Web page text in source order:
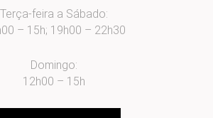
Terça-feira a Sábado:
– 15h; 19h00 – 22h30
Domingo:
12h00 – 15h